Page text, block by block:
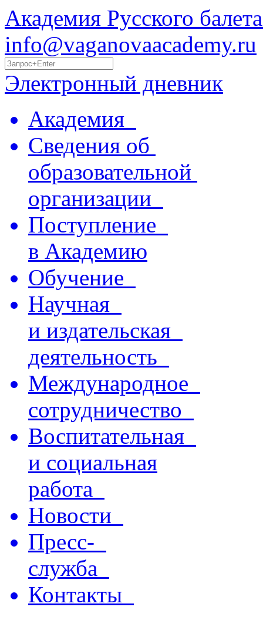
Академия Русского
info@vaganovaacademy.ru
Электронный дневник
Академия
Сведения об
образовательной
организации
Поступление
в Академию
Обучение
Научная
и издательская
деятельность
Международное
сотрудничество
Воспитательная
и социальная
работа
Новости
Пресс-
служба
Контакты